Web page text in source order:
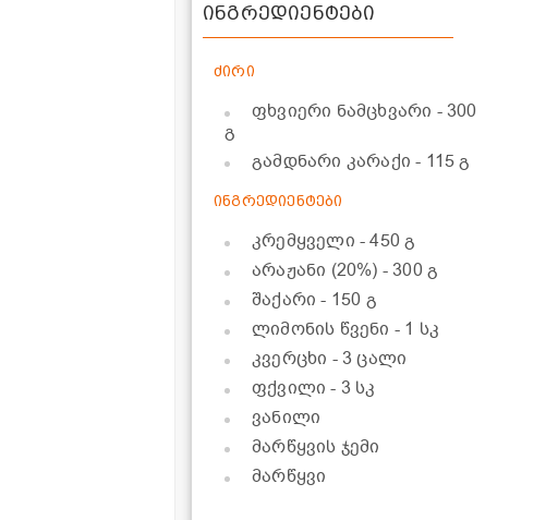
ინგრედიენტები
ძირი
ფხვიერი ნამცხვარი - 300
გ
გამდნარი კარაქი- 115 გ
ინგრედიენტები
კრემყველი - 450 გ
არაჟანი (20%) - 300 გ
შაქარი- 150 გ
ლიმონის წვენი - 1 სკ
კვერცხი - 3 ცალი
ფქვილი- 3 სკ
ვანილი
მარწყვის ჯემი
მარწყვი